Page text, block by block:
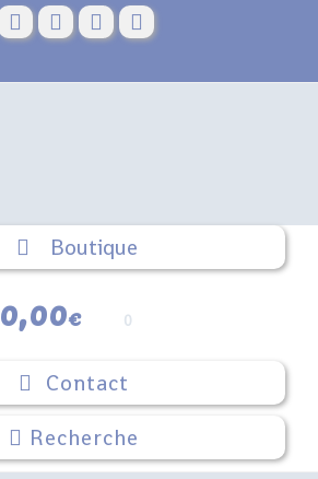
Boutique
0,00€ 0
Contact